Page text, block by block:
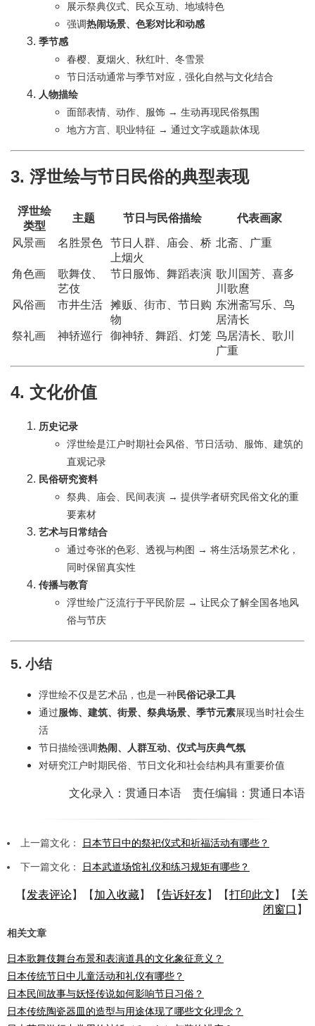
展示祭典仪式、民众互动、地域特色
强调热闹场景、色彩对比和动感
季节感
春樱、夏烟火、秋红叶、冬雪景
节日活动通常与季节对应，强化自然与文化结合
人物描绘
面部表情、动作、服饰 → 生动再现民俗氛围
地方方言、职业特征 → 通过文字或题款体现
3. 浮世绘与节日民俗的典型表现
浮世绘
类型
主题 节日与民俗描绘 代表画家
风景画 名胜景色
节日人群、庙会、桥
上烟火
北斋、广重
角色画
歌舞伎、
艺伎
节日服饰、舞蹈表演 歌川国芳、喜多
川歌麿
风俗画
市井生活
摊贩、街市、节日购
物
东洲斋写乐、鸟
居清长
祭礼画
神轿巡行 御神轿、舞蹈、灯笼 鸟居清长、歌川
广重
4. 文化价值
历史记录
浮世绘是江户时期社会风俗、节日活动、服饰、建筑的
直观记录
民俗研究资料
祭典、庙会、民间表演 → 提供学者研究民俗文化的重
要素材
艺术与日常结合
通过夸张的色彩、透视与构图 → 将生活场景艺术化，
同时保留真实性
传播与教育
浮世绘广泛流行于平民阶层 → 让民众了解全国各地风
俗与节庆
5. 小结
浮世绘不仅是艺术品，也是一种民俗记录工具
通过服饰、建筑、街景、祭典场景、季节元素展现当时社会生
活
节日描绘强调热闹、人群互动、仪式与庆典气氛
对研究江户时期民俗、节日文化和社会结构具有重要价值
文化录入：贯通日本语 责任编辑：贯通日本语
上一篇文化： 日本节日中的祭祀仪式和祈福活动有哪些？
下一篇文化： 日本武道场馆礼仪和练习规矩有哪些？
【 发表评论】【 加入收藏】【告诉好友】【打印此文 】【 关
闭窗口 】
相关文章
日本歌舞伎舞台布景和表演道具的文化象征意义？
日本传统节日中儿童活动和礼仪有哪些？
日本民间故事与妖怪传说如何影响节日习俗？
日本传统陶瓷器皿的造型与用途体现了哪些文化理念？